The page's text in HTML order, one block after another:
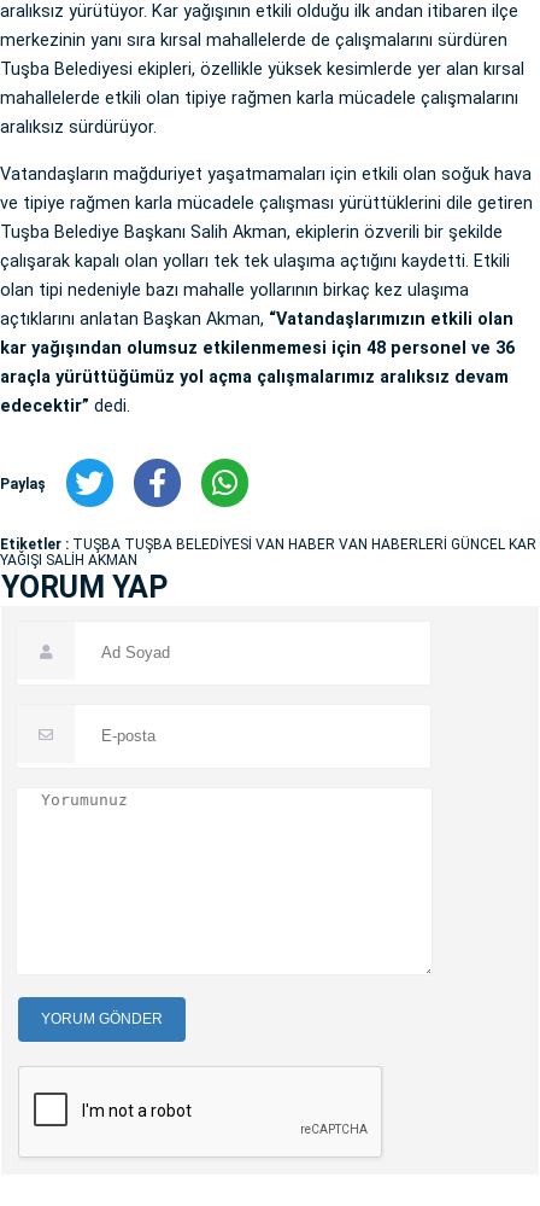
aralıksız yürütüyor. Kar yağışının etkili olduğu ilk andan itibaren ilçe
merkezinin yanı sıra kırsal mahallelerde de çalışmalarını sürdüren
Tuşba Belediyesi ekipleri, özellikle yüksek kesimlerde yer alan kırsal
mahallelerde etkili olan tipiye rağmen karla mücadele çalışmalarını
aralıksız sürdürüyor.
Vatandaşların mağduriyet yaşatmamaları için etkili olan soğuk hava
ve tipiye rağmen karla mücadele çalışması yürüttüklerini dile getiren
Tuşba Belediye Başkanı Salih Akman, ekiplerin özverili bir şekilde
çalışarak kapalı olan yolları tek tek ulaşıma açtığını kaydetti. Etkili
olan tipi nedeniyle bazı mahalle yollarının birkaç kez ulaşıma
açtıklarını anlatan Başkan Akman, “Vatandaşlarımızın etkili olan
kar yağışından olumsuz etkilenmemesi için 48 personel ve 36
araçla yürüttüğümüz yol açma çalışmalarımız aralıksız devam
edecektir” dedi.
Paylaş
Etiketler : TUŞBA TUŞBA BELEDİYESİ VAN HABER VAN HABERLERİ GÜNCEL KAR
YAĞIŞI SALİH AKMAN
YORUM YAP
YORUM GÖNDER